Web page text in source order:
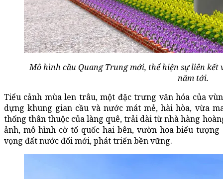
Mô hình cầu Quang Trung mới, thể hiện sự liên
năm tới.
Tiểu cảnh mùa len trâu, một đặc trưng văn hóa của
dựng khung gian cầu và nước mát mẻ, hài hòa, vừa
thống thân thuộc của làng quê, trải dài từ nhà hàng
ảnh, mô hình cờ tổ quốc hai bên, vườn hoa biểu
vọng đất nước đổi mới, phát triển bền vững.